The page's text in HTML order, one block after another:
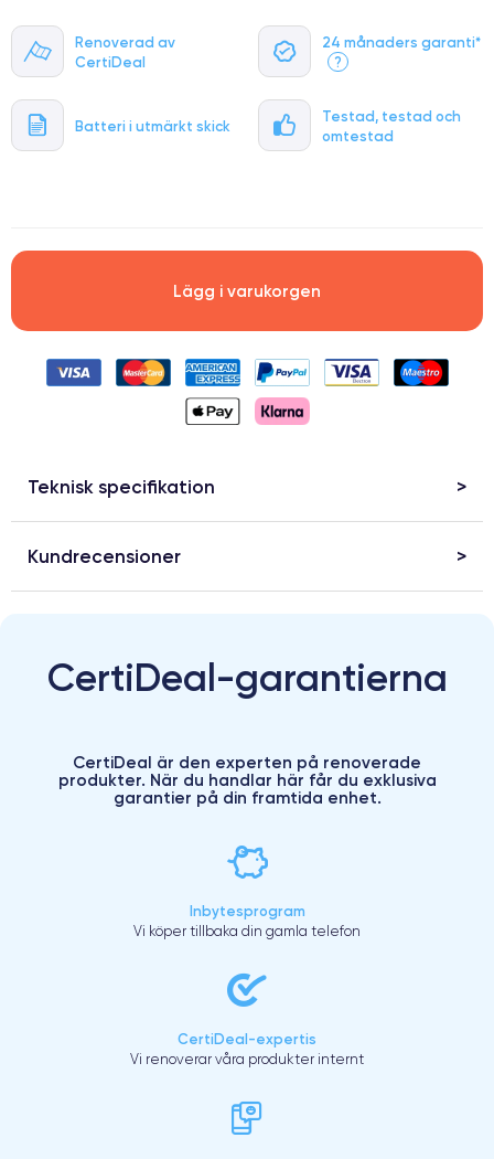
Renoverad av
CertiDeal
24 månaders garanti*
?
Batteri i utmärkt skick
Testad, testad och
omtestad
Lägg i varukorgen
Teknisk specifikation
Kundrecensioner
CertiDeal-garantierna
CertiDeal är den experten på renoverade
produkter. När du handlar här får du exklusiva
garantier på din framtida enhet.
Inbytesprogram
Vi köper tillbaka din gamla telefon
CertiDeal-expertis
Vi renoverar våra produkter internt